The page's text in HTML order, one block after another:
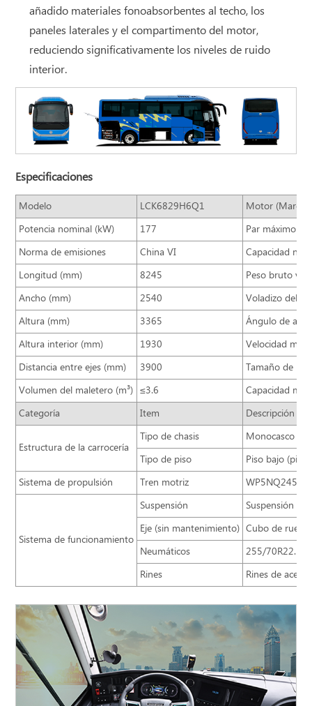
añadido materiales fonoabsorbentes al techo, los
paneles laterales y el compartimento del motor,
reduciendo significativamente los niveles de ruido
interior.
Especificaciones
Modelo LCK6829H6Q1
Motor (Marca/
Potencia nominal (kW)
177
Par máximo
Norma de emisiones
China VI
Capacidad
Longitud (mm)
8245
Peso bruto
Ancho (mm)
2540
Voladizo
Altura (mm)
3365
Ángulo de
Altura interior (mm)
1930
Velocidad
Distancia entre ejes (mm)
3900
Tamaño de los
Volumen del maletero (m³) ≤3.6
Capacidad
Categoría
Item Descripción
Estructura de la carrocería
Tipo de chasis
Monocasco
Tipo de piso
Piso bajo (piso
Sistema de propulsión
Tren motriz
Sistema de funcionamiento
Suspensión
Suspensión
Eje (sin mantenimiento) Cubo de
Neumáticos
255/70R22.5
Rines
Rines de